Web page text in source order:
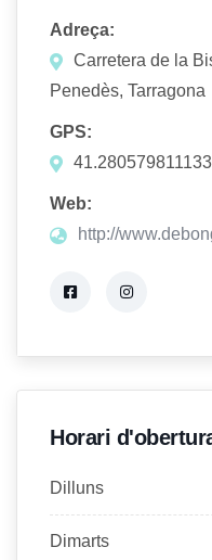
Adreça:
Carretera de la
Penedès, Tarragona
GPS:
Web:
http://
Horari
Dilluns
Dimarts